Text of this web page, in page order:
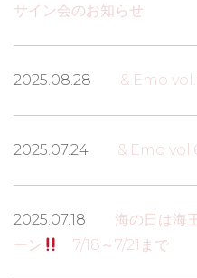
サイン会のお知らせ
2025.08.28 &.Emo
2025.07.24 &.Emo
2025.07.18 海の日は海
ーン
7/18～7/21まで